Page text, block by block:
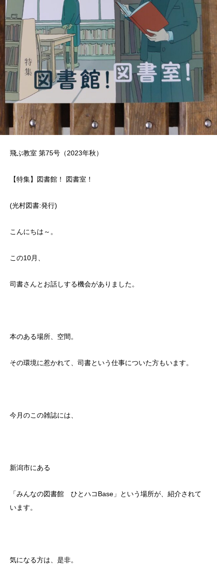
飛ぶ教室 第75号（2023年秋）
【特集】図書館！ 図書室！
(光村図書:発行)
こんにちは～。
この10月、
司書さんとお話しする機会がありました。
本のある場所、空間。
その環境に惹かれて、司書という仕事についた方もいます。
今月のこの雑誌には、
新潟市にある
「みんなの図書館 ひとハコBase」という場所が、紹介されて
います。
気になる方は、是非。